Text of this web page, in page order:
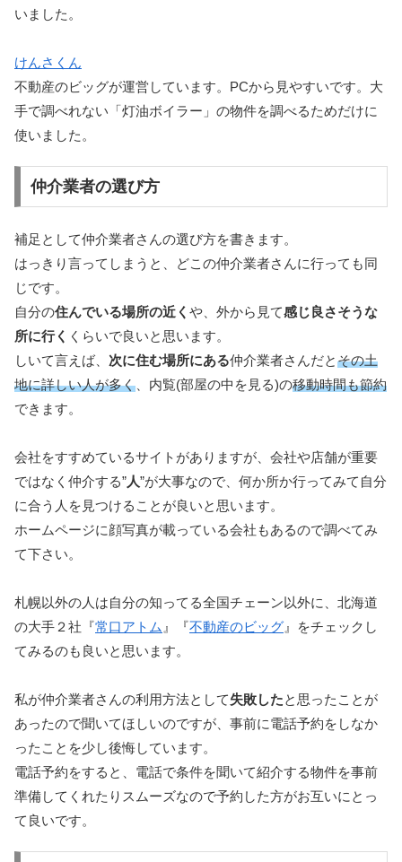
いました。
けんさくん
不動産のビッグが運営しています。PCから見やすいです。大
手で調べれない「灯油ボイラー」の物件を調べるためだけに
使いました。
仲介業者の選び方
補足として仲介業者さんの選び方を書きます。
はっきり言ってしまうと、どこの仲介業者さんに行っても同
じです。
自分の住んでいる場所の近く や、外から見て感じ良さそうな
所に行く くらいで良いと思います。
しいて言えば、 次に住む場所にある仲介業者さんだとその土
地に詳しい人が多く 、内覧(部屋の中を見る)の移動時間も節約
できます。
会社をすすめているサイトがありますが、会社や店舗が重要
ではなく仲介する”人”が大事なので、何か所か行ってみて自分
に合う人を見つけることが良いと思います。
ホームページに顔写真が載っている会社もあるので調べてみ
て下さい。
札幌以外の人は自分の知ってる全国チェーン以外に、北海道
の大手２社『常口アトム 』『不動産のビッグ 』をチェックし
てみるのも良いと思います。
私が仲介業者さんの利用方法として失敗したと思ったことが
あったので聞いてほしいのですが、事前に電話予約をしなか
ったことを少し後悔しています。
電話予約をすると、電話で条件を聞いて紹介する物件を事前
準備してくれたりスムーズなので予約した方がお互いにとっ
て良いです。